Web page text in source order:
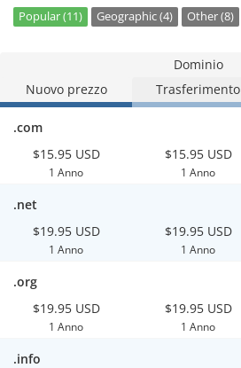
Popular (11) Geographic (4) Other (8)
Dominio
Nuovo prezzo
Trasferimento
.com
$15.95 USD
1 Anno
$15.95 USD
1 Anno
.net
$19.95 USD
1 Anno
$19.95 USD
1 Anno
.org
$19.95 USD
1 Anno
$19.95 USD
1 Anno
.info